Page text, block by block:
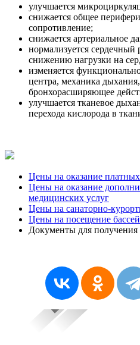
улучшается
снижается общее
сопротивление;
снижается артериальное
нормализуется
снижению нагрузки на
изменяется
центра, механика
бронхорасширяющее
улучшается тканевое
перехода кислорода в
Цены на оказание
Цены на оказание
медицинских услуг
Цены на санаторно-
Цены на посещение
Документы для получения